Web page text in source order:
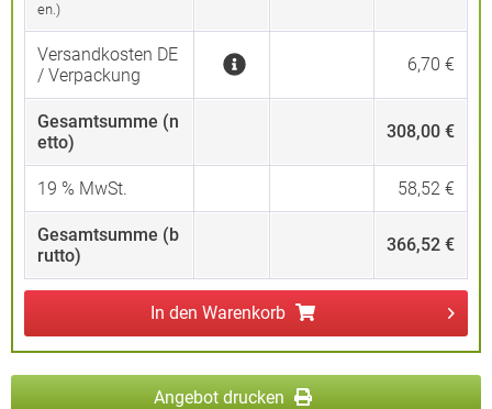
en.)
Versandkosten DE
/ Verpackung
6,70 €
Gesamtsumme (n
etto)
308,00 €
19 % MwSt. 58,52 €
Gesamtsumme (b
rutto)
366,52 €
In den Warenkorb
Angebot drucken